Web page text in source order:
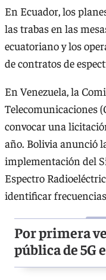
En Ecuador, los
las trabas en las
ecuatoriano y los
de contratos de
En Venezuela, la
Telecomunicaciones
convocar una
año. Bolivia anunció
implementación del
Espectro
identificar
Por primera
pública de 5G